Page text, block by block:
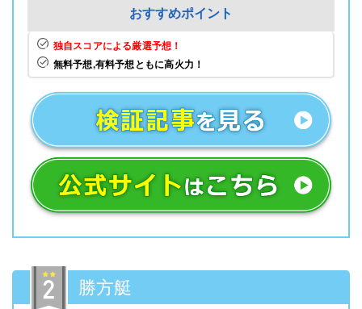
おすすめポイント
独自スコアによる厳選予想！
無料予想,有料予想ともに高火力！
勝方艇